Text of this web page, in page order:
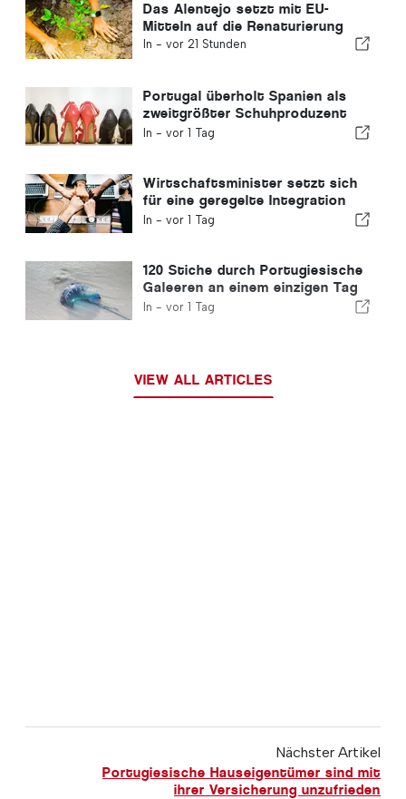
Das Alentejo setzt mit EU-
Mitteln auf die Renaturierung
In - vor 21 Stunden
Portugal überholt Spanien als
zweitgrößter Schuhproduzent
Europas
In - vor 1 Tag
Wirtschaftsminister setzt sich
für eine geregelte Integration
ein und garantiert Einwanderern
In - vor 1 Tag
120 Stiche durch Portugiesische
Galeeren an einem einzigen Tag
verzeichnet
In - vor 1 Tag
VIEW ALL ARTICLES
Nächster Artikel
Portugiesische Hauseigentümer sind mit
ihrer Versicherung unzufrieden